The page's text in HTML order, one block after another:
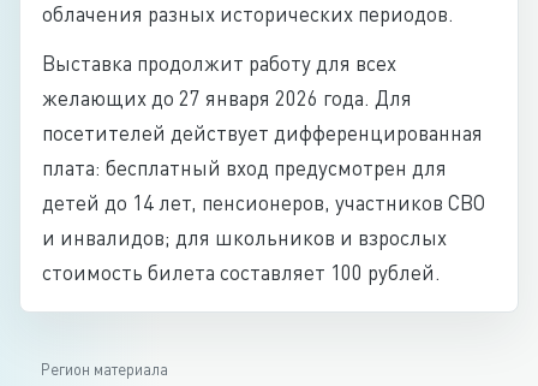
облачения разных исторических периодов.
Выставка продолжит работу для всех
желающих до 27 января 2026 года. Для
посетителей действует дифференцированная
плата: бесплатный вход предусмотрен для
детей до 14 лет, пенсионеров, участников СВО
и инвалидов; для школьников и взрослых
стоимость билета составляет 100 рублей.
Регион материала